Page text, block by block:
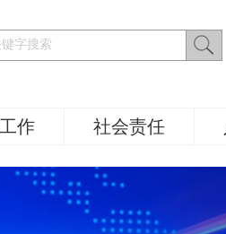
作 社会责任